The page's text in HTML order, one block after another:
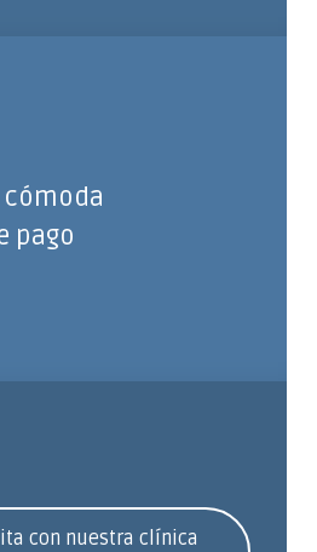
pago
con nuestra clínica